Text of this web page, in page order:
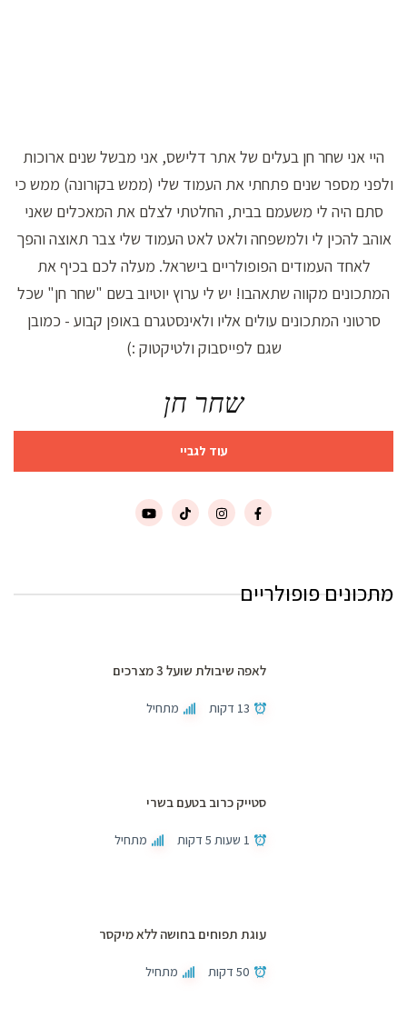
היי אני שחר חן בעלים של אתר דלישס, אני מבשל שנים ארוכות
ולפני מספר שנים פתחתי את העמוד שלי (ממש בקורונה) ממש כי
סתם היה לי משעמם בבית, החלטתי לצלם את המאכלים שאני
אוהב להכין לי ולמשפחה ולאט לאט העמוד שלי צבר תאוצה והפך
לאחד העמודים הפופולריים בישראל. מעלה לכם בכיף את
המתכונים מקווה שתאהבו! יש לי ערוץ יוטיוב בשם "שחר חן" שכל
סרטוני המתכונים עולים אליו ולאינסטגרם באופן קבוע - כמובן
שגם לפייסבוק ולטיקטוק :)
שחר חן
עוד לגביי
מתכונים פופולריים
לאפה שיבולת שועל 3 מצרכים
13 דקות מתחיל
סטייק כרוב בטעם בשרי
1 שעות 5 דקות מתחיל
עוגת תפוחים בחושה ללא מיקסר
50 דקות מתחיל